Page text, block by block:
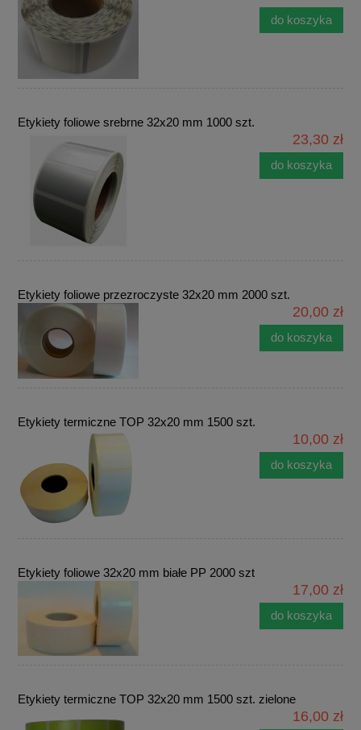
do koszyka
Etykiety foliowe srebrne 32x20 mm 1000 szt.
23,30 zł
do koszyka
Etykiety foliowe przezroczyste 32x20 mm 2000 szt.
20,00 zł
do koszyka
Etykiety termiczne TOP 32x20 mm 1500 szt.
10,00 zł
do koszyka
Etykiety foliowe 32x20 mm białe PP 2000 szt
17,00 zł
do koszyka
Etykiety termiczne TOP 32x20 mm 1500 szt. zielone
16,00 zł